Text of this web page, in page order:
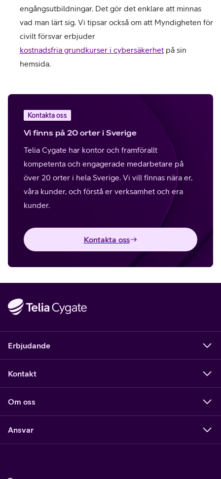
engångsutbildningar. Det gör det enklare att minnas
vad man lärt sig. Vi tipsar också om att Myndigheten för
civilt försvar erbjuder
kostnadsfria grundkurser i cybersäkerhet på sin
hemsida.
Kontakta oss
Vi finns på 20 orter i Sverige
Telia Cygate har kontor och framförallt
kompetenta och engagerade medarbetare på
över 20 orter i hela Sverige. Vi vill finnas nära er,
våra kunder, och förstå er verksamhet och era
kunder.
Kontakta oss
Erbjudande
Kontakt
Om oss
Ansvar